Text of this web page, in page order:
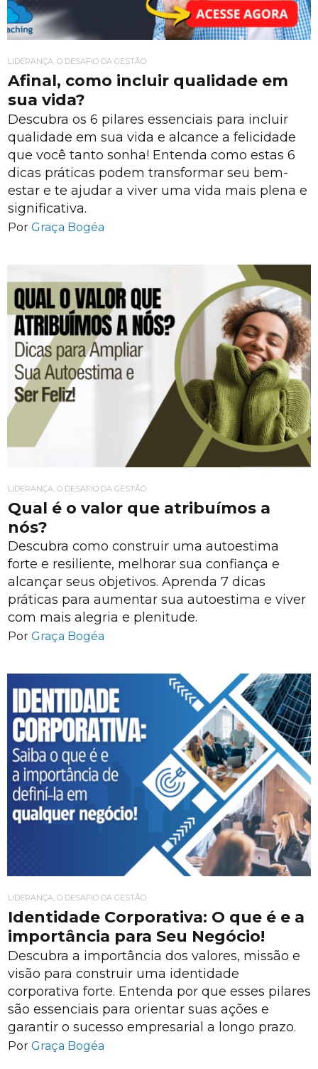
LIDERANÇA, O DESAFIO DA GESTÃO
Afinal, como incluir qualidade em
sua vida?
Descubra os 6 pilares essenciais para incluir
qualidade em sua vida e alcance a felicidade
que você tanto sonha! Entenda como estas 6
dicas práticas podem transformar seu bem-
estar e te ajudar a viver uma vida mais plena e
significativa.
Por Graça Bogéa
LIDERANÇA, O DESAFIO DA GESTÃO
Qual é o valor que atribuímos a
nós?
Descubra como construir uma autoestima
forte e resiliente, melhorar sua confiança e
alcançar seus objetivos. Aprenda 7 dicas
práticas para aumentar sua autoestima e viver
com mais alegria e plenitude.
Por Graça Bogéa
LIDERANÇA, O DESAFIO DA GESTÃO
Identidade Corporativa: O que é e a
importância para Seu Negócio!
Descubra a importância dos valores, missão e
visão para construir uma identidade
corporativa forte. Entenda por que esses pilares
são essenciais para orientar suas ações e
garantir o sucesso empresarial a longo prazo.
Por Graça Bogéa